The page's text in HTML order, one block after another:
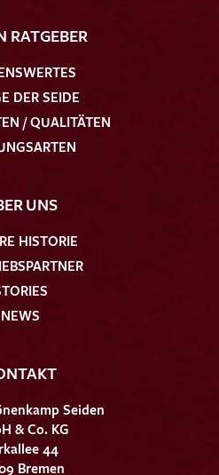
RATGEBER
DER SEIDE
/ QUALITÄTEN
UNS
HISTORIE
NEWS
Seiden
& Co. KG
44
Bremen